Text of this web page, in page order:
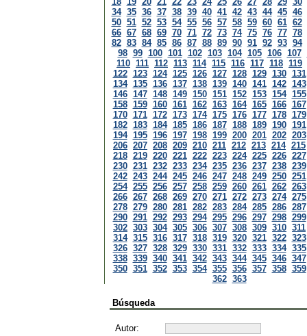
34 35 36 37 38 39 40 41 42 43 44 45 46
50 51 52 53 54 55 56 57 58 59 60 61 62
66 67 68 69 70 71 72 73 74 75 76 77 78
82 83 84 85 86 87 88 89 90 91 92 93 94
98 99 100 101 102 103 104 105 106 107
110 111 112 113 114 115 116 117 118 119
122 123 124 125 126 127 128 129 130 131
134 135 136 137 138 139 140 141 142 143
146 147 148 149 150 151 152 153 154 155
158 159 160 161 162 163 164 165 166 167
170 171 172 173 174 175 176 177 178 179
182 183 184 185 186 187 188 189 190 191
194 195 196 197 198 199 200 201 202 203
206 207 208 209 210 211 212 213 214 215
218 219 220 221 222 223 224 225 226 227
230 231 232 233 234 235 236 237 238 239
242 243 244 245 246 247 248 249 250 251
254 255 256 257 258 259 260 261 262 263
266 267 268 269 270 271 272 273 274 275
278 279 280 281 282 283 284 285 286 287
290 291 292 293 294 295 296 297 298 299
302 303 304 305 306 307 308 309 310 311
314 315 316 317 318 319 320 321 322 323
326 327 328 329 330 331 332 333 334 335
338 339 340 341 342 343 344 345 346 347
350 351 352 353 354 355 356 357 358 359
362 363
Búsqueda
Autor: